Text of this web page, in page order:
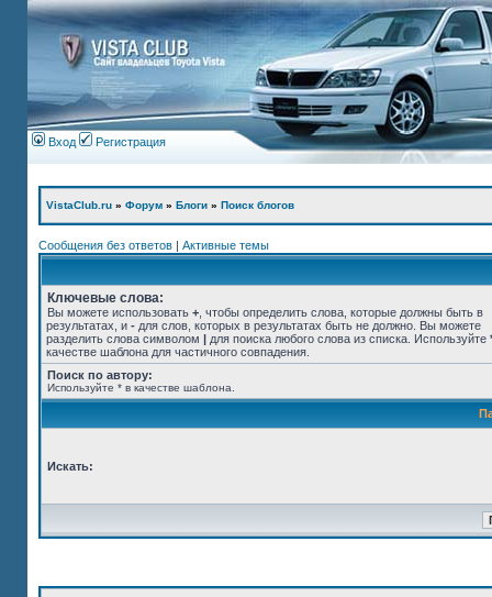
Вход Регистрация
VistaClub.ru » Форум » Блоги » Поиск блогов
Сообщения без ответов | Активные темы
Ключевые слова:
Вы можете использовать + , чтобы определить слова, которые должны быть в
результатах, и - для слов, которых в результатах быть не должно. Вы можете
разделить слова символом | для поиска любого слова из списка. Используйте
качестве шаблона для частичного совпадения.
Поиск по автору:
Используйте * в качестве шаблона.
Искать: